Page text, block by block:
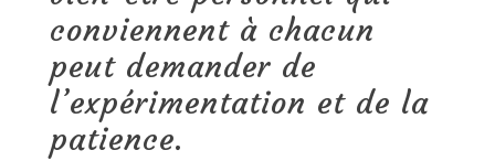
conviennent à chacun
peut demander de
l’expérimentation et de la
patience.